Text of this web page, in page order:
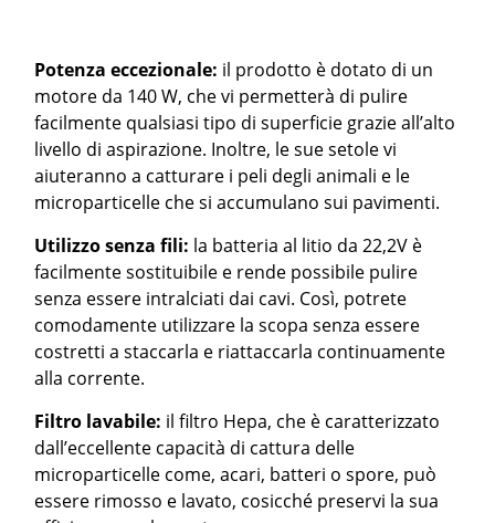
Potenza eccezionale: il prodotto è dotato di un
motore da 140 W, che vi permetterà di pulire
facilmente qualsiasi tipo di superficie grazie all’alto
livello di aspirazione. Inoltre, le sue setole vi
aiuteranno a catturare i peli degli animali e le
microparticelle che si accumulano sui pavimenti.
Utilizzo senza fili: la batteria al litio da 22,2V è
facilmente sostituibile e rende possibile pulire
senza essere intralciati dai cavi. Così, potrete
comodamente utilizzare la scopa senza essere
costretti a staccarla e riattaccarla continuamente
alla corrente.
Filtro lavabile: il filtro Hepa, che è caratterizzato
dall’eccellente capacità di cattura delle
microparticelle come, acari, batteri o spore, può
essere rimosso e lavato, cosicché preservi la sua